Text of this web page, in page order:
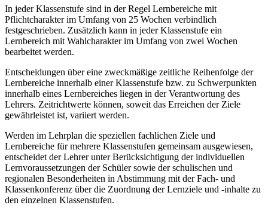
In jeder Klassenstufe sind in der Regel Lernbereiche mit
Pflichtcharakter im Umfang von 25 Wochen verbindlich
festgeschrieben. Zusätzlich kann in jeder Klassenstufe ein
Lernbereich mit Wahlcharakter im Umfang von zwei Wochen
bearbeitet werden.
Entscheidungen über eine zweckmäßige zeitliche Reihenfolge der
Lernbereiche innerhalb einer Klassenstufe bzw. zu Schwerpunkten
innerhalb eines Lernbereiches liegen in der Verantwortung des
Lehrers. Zeitrichtwerte können, soweit das Erreichen der Ziele
gewährleistet ist, variiert werden.
Werden im Lehrplan die speziellen fachlichen Ziele und
Lernbereiche für mehrere Klassenstufen gemeinsam ausgewiesen,
entscheidet der Lehrer unter Berücksichtigung der individuellen
Lernvoraussetzungen der Schüler sowie der schulischen und
regionalen Besonderheiten in Abstimmung mit der Fach- und
Klassenkonferenz über die Zuordnung der Lernziele und -inhalte zu
den einzelnen Klassenstufen.